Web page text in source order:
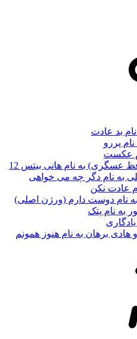
نام بد عادت
پررو
عکست
عسگری) به نام هانی بیتس 12
به نام دگر چه می خواهی
عادت نکن
نام دوست دارم (ورژن اصلی)
به نام پتک
هادی برهان به نام هنوز همونم